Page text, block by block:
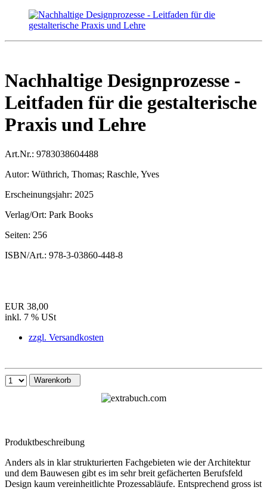
Nachhaltige Designprozesse -
Leitfaden für die gestalterische
Praxis und Lehre
Art.Nr.: 9783038604488
Autor: Wüthrich, Thomas; Raschle, Yves
Erscheinungsjahr: 2025
Verlag/Ort: Park Books
Seiten: 256
ISBN/Art.: 978-3-03860-448-8
EUR 38,00
inkl. 7 % USt
zzgl. Versandkosten
Warenkorb
Produktbeschreibung
Anders als in klar strukturierten Fachgebieten wie der Architektur
und dem Bauwesen gibt es im sehr breit gefächerten Berufsfeld
Design kaum vereinheitlichte Prozessabläufe. Entsprechend gross ist